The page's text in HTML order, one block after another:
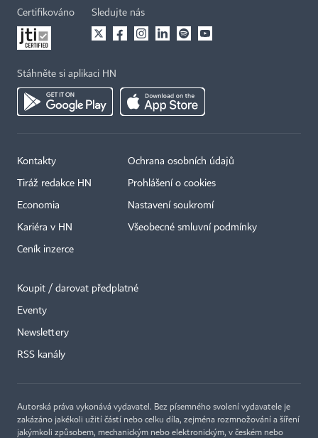
Certifikováno Sledujte nás
Stáhněte si aplikaci HN
Kontakty
Tiráž redakce HN
Economia
Kariéra v HN
Ceník inzerce
Ochrana osobních údajů
Prohlášení o cookies
Nastavení soukromí
Všeobecné smluvní podmínky
Koupit / darovat předplatné
Eventy
Newslettery
RSS kanály
Autorská práva vykonává vydavatel. Bez písemného svolení vydavatele je
zakázáno jakékoli užití částí nebo celku díla, zejména rozmnožování a šíření
jakýmkoli způsobem, mechanickým nebo elektronickým, v českém nebo